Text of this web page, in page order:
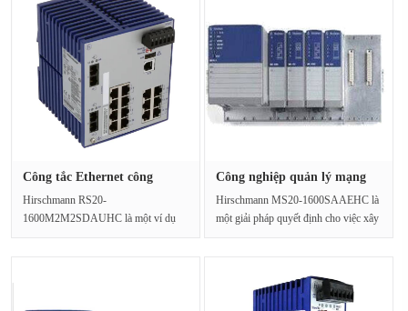
Công tắc Ethernet công
Hirschmann RS20-
1600M2M2SDAUHC là một ví dụ
Công nghiệp quản lý mạng
Hirschmann MS20-1600SAAEHC là
một giải pháp quyết định cho việc xây